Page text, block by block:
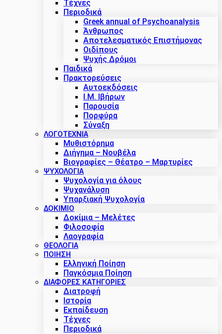
Τέχνες
Περιοδικά
Greek annual of Psychoanalysis
Άνθρωπος
Αποτελεσματικός Επιστήμονας
Οιδίπους
Ψυχής Δρόμοι
Παιδικά
Πρακτoρεύσεις
Αυτοεκδόσεις
Ι.Μ. Ιβήρων
Παρουσία
Πορφύρα
Σύναξη
ΛΟΓΟΤΕΧΝΙΑ
Μυθιστόρημα
Διήγημα – Νουβέλα
Βιογραφίες – Θέατρο – Μαρτυρίες
ΨΥΧΟΛΟΓΙΑ
Ψυχολογία για όλους
Ψυχανάλυση
Υπαρξιακή Ψυχολογία
ΔΟΚΊΜΙΟ
Δοκίμια – Μελέτες
Φιλοσοφία
Λαογραφία
ΘΕΟΛΟΓΙΑ
ΠΟΙΗΣΗ
Ελληνική Ποίηση
Παγκόσμια Ποίηση
ΔΙΑΦΟΡΕΣ ΚΑΤΗΓΟΡΙΕΣ
Διατροφή
Ιστορία
Εκπαίδευση
Τέχνες
Περιοδικά